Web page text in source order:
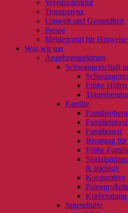
Vereinsstruktur
Transparenz
Umwelt und Gesundheit
Presse
Meldeportal für Hinweise
Was wir tun
Angebotsspektrum
Schwangerschaft
Frühe Hilfen
Familie
Familienrat
Beratung
Frühe
& inklusiv
Kooperative
Kurberatung
Jugendhilfe